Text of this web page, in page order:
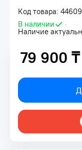
Код товара: 44609
В наличии
•
Наличие
79 900 ₸
79 900 ₸